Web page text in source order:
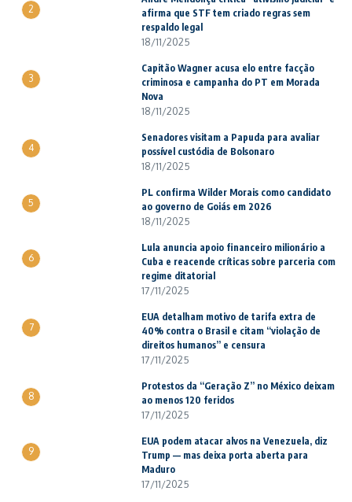
2
afirma que STF tem criado regras sem
respaldo legal
18/11/2025
3
Capitão Wagner acusa elo entre facção
criminosa e campanha do PT em Morada
Nova
18/11/2025
4
Senadores visitam a Papuda para avaliar
possível custódia de Bolsonaro
18/11/2025
5
PL confirma Wilder Morais como candidato
ao governo de Goiás em 2026
18/11/2025
6
Lula anuncia apoio financeiro milionário a
Cuba e reacende críticas sobre parceria com
regime ditatorial
17/11/2025
7
EUA detalham motivo de tarifa extra de
40% contra o Brasil e citam “violação de
direitos humanos” e censura
17/11/2025
8
Protestos da “Geração Z” no México deixam
ao menos 120 feridos
17/11/2025
9
EUA podem atacar alvos na Venezuela, diz
Trump — mas deixa porta aberta para
Maduro
17/11/2025